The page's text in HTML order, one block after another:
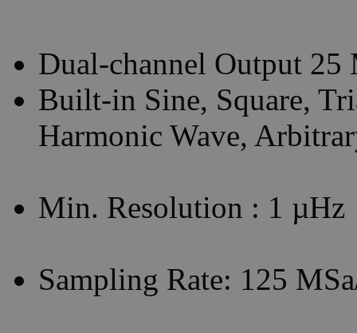
Dual-channel Output 25
Built-in Sine, Square,
Harmonic Wave,
Min. Resolution : 1 µHz
Sampling Rate: 125